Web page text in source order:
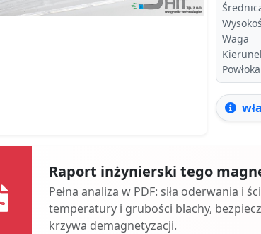
Waga
Powłoka
Raport inżynierski tego
Pełna analiza w PDF: siła oderwania i
temperatury i grubości blachy,
krzywa demagnetyzacji.